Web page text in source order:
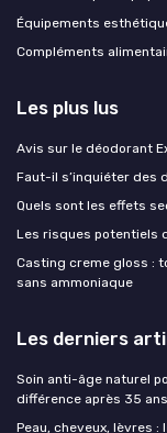
Équipements
Compléments
Les plus lus
Avis sur le déodorant
Faut-il s’inquiéter des
Quels sont les effets
Les risques potentiels
Casting creme gloss :
sans ammoniaque
Les derniers
Soin anti-âge naturel
différence après 35 ans
Peau, cheveux, lèvres